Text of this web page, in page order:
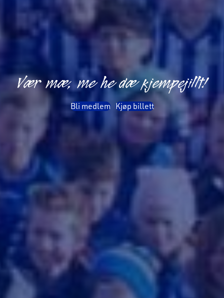
Vær mæ, me he dæ kjempejillt!
Bli medlem Kjøp billett